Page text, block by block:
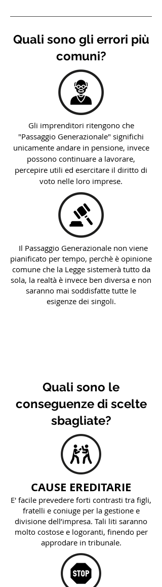
Quali sono gli errori più
comuni?
Gli imprenditori ritengono che
"Passaggio Generazionale" significhi
unicamente andare in pensione, invece
possono continuare a lavorare,
percepire utili ed esercitare il diritto di
voto nelle loro imprese.
Il Passaggio Generazionale non viene
pianificato per tempo, perchè è opinione
comune che la Legge sistemerà tutto da
sola, la realtà è invece ben diversa e non
saranno mai soddisfatte tutte le
esigenze dei singoli.
Quali sono le
conseguenze di scelte
sbagliate?
​CAUSE EREDITARIE
E' facile prevedere forti contrasti tra figli,
fratelli e coniuge per la gestione e
divisione dell’impresa. Tali liti saranno
molto costose e logoranti, finendo per
approdare in tribunale.